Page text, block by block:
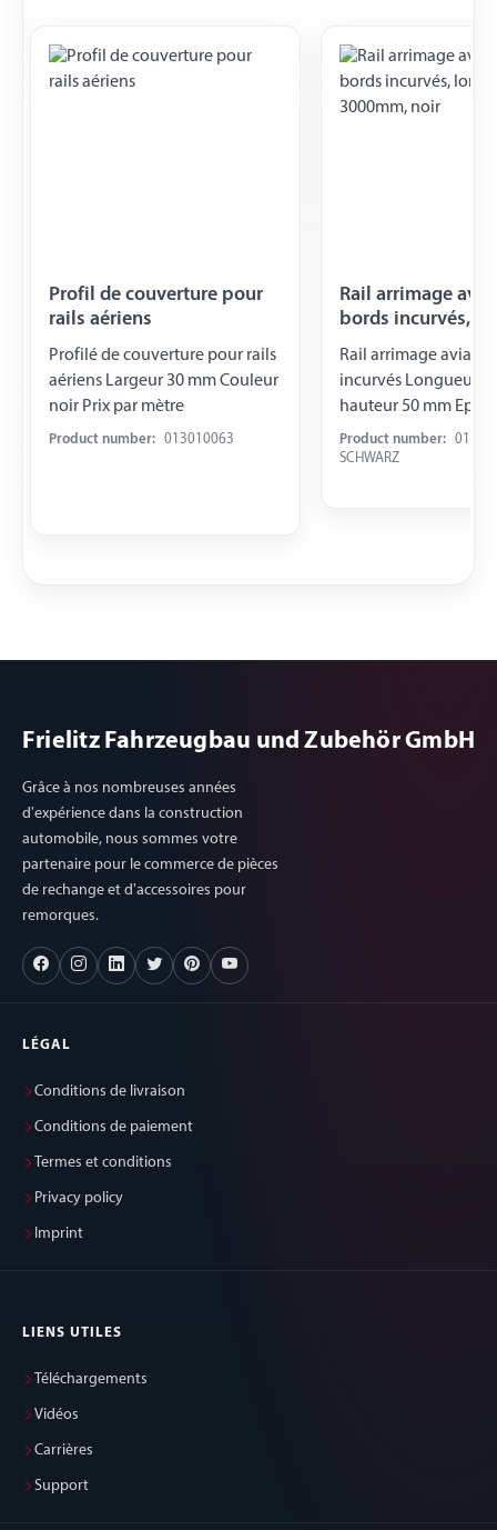
Profil de couverture pour
rails aériens
Profilé de couverture pour rails
aériens Largeur 30 mm Couleur
noir Prix par mètre
Product number: 013010063
Rail arrimage
bords incurvés,
3000mm, noir
Rail arrimage
incurvés Longueur
hauteur 50 mm
mm Entraxe trous
100 mm Trous-Ø 20
mécanicien /
d'arrimage
Product number:
SCHWARZ
Frielitz Fahrzeugbau und Zubehör GmbH
Grâce à nos nombreuses années
d'expérience dans la construction
automobile, nous sommes votre
partenaire pour le commerce de pièces
de rechange et d'accessoires pour
remorques.
LÉGAL
Conditions de livraison
Conditions de paiement
Termes et conditions
Privacy policy
Imprint
LIENS UTILES
Téléchargements
Vidéos
Carrières
Support